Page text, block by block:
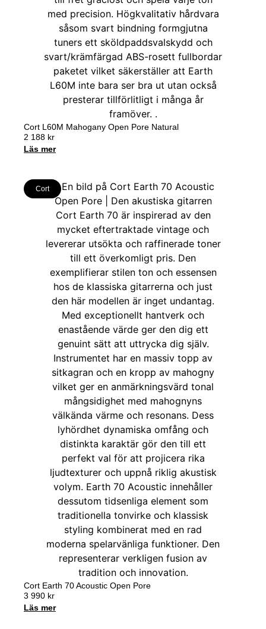
Cort L60M Mahogany Open Pore Natural
2 188 kr
Läs mer
Cort
Cort Earth 70 Acoustic Open Pore
3 990 kr
Läs mer